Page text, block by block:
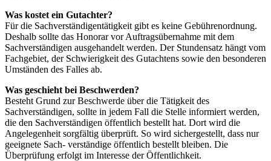
Was kostet ein Gutachter?
Für die Sachverständigentätigkeit gibt es keine Gebührenordnung.
Deshalb sollte das Honorar vor Auftragsübernahme mit dem
Sachverständigen ausgehandelt werden. Der Stundensatz hängt vom
Fachgebiet, der Schwierigkeit des Gutachtens sowie den besonderen
Umständen des Falles ab.
Was geschieht bei Beschwerden?
Besteht Grund zur Beschwerde über die Tätigkeit des
Sachverständigen, sollte in jedem Fall die Stelle informiert werden,
die den Sachverständigen öffentlich bestellt hat. Dort wird die
Angelegenheit sorgfältig überprüft. So wird sichergestellt, dass nur
geeignete Sach- verständige öffentlich bestellt bleiben. Die
Überprüfung erfolgt im Interesse der Öffentlichkeit.